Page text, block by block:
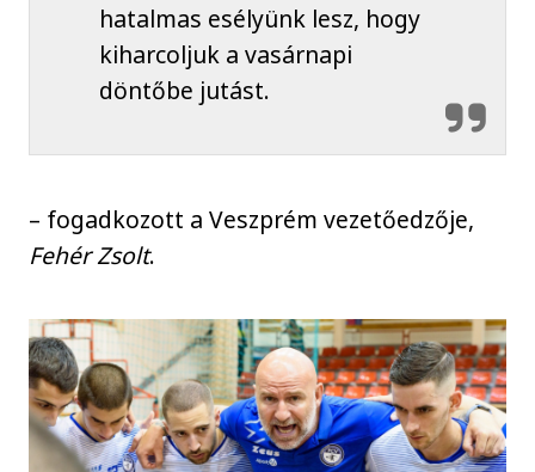
hatalmas esélyünk lesz, hogy
kiharcoljuk a vasárnapi
döntőbe jutást.
– fogadkozott a Veszprém vezetőedzője,
Fehér Zsolt.